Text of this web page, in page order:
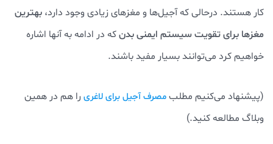
کار هستند. درحالی که آجیل‌ها و مغزهای زیادی وجود دارد، بهترین
مغزها برای تقویت سیستم ایمنی بدنکه در ادامه به آنها اشاره
خواهیم کرد می‌توانند بسیار مفید باشند.
(پیشنهاد می‌کنیم مطلبمصرف آجیل برای لاغری را هم در همین
وبلاگ مطالعه کنید.)